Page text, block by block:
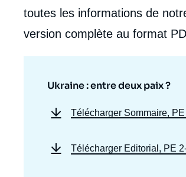
toutes les informations de
version complète au format
Ukraine : entre deux paix ?
Télécharger Sommaire,
Télécharger Editorial, PE